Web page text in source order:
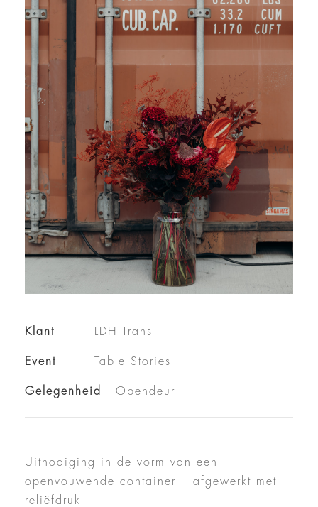
Klant LDH Trans
Event Table Stories
Gelegenheid Opendeur
Uitnodiging in de vorm van een
openvouwende container – afgewerkt met
reliëfdruk